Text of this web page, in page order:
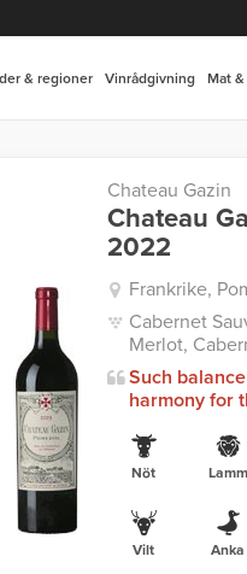
& regioner Vinrådgivning Mat &
Chateau Gazin
Chateau
2022
Frankrike,
Cabernet
Merlot,
Such
harmony for
Nöt Lamm
Vilt Anka